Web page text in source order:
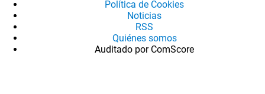
Política de Cookies
Noticias
RSS
Quiénes somos
Auditado por ComScore